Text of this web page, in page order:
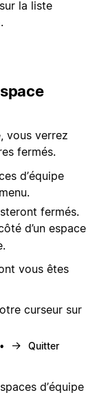
la liste
vous verrez
fermés.
d’équipe
fermés.
d’un espace
vous êtes
curseur sur
→
Quitter
d’équipe